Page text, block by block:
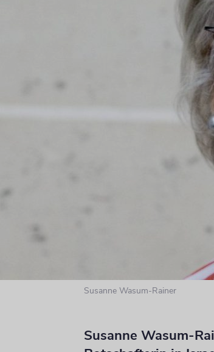
Susanne Wasum-Rainer
Susanne Wasum-